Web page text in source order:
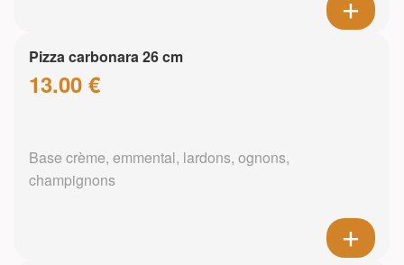
Pizza carbonara 26 cm
13.00 €
Base crème, emmental, lardons, ognons,
champignons